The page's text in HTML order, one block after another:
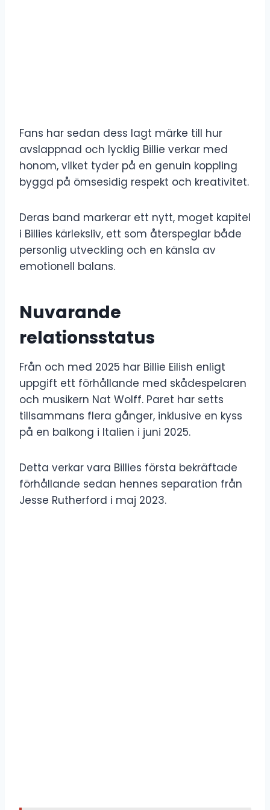
Fans har sedan dess lagt märke till hur
avslappnad och lycklig Billie verkar med
honom, vilket tyder på en genuin koppling
byggd på ömsesidig respekt och kreativitet.
Deras band markerar ett nytt, moget kapitel
i Billies kärleksliv, ett som återspeglar både
personlig utveckling och en känsla av
emotionell balans.
Nuvarande
relationsstatus
Från och med 2025 har Billie Eilish enligt
uppgift ett förhållande med skådespelaren
och musikern Nat Wolff. Paret har setts
tillsammans flera gånger, inklusive en kyss
på en balkong i Italien i juni 2025.
Detta verkar vara Billies första bekräftade
förhållande sedan hennes separation från
Jesse Rutherford i maj 2023.